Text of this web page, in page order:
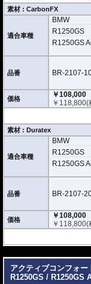
素材 : CarbonFX
適合車種
BMW
R1250GS
R1250GS
品番 BR-2107-
価格
￥108,000
￥ 118,800(
素材 : Duratex
適合車種
BMW
R1250GS
R1250GS
品番 BR-2107-
価格
￥108,000
￥ 118,800(
アクティブコンフォ
R1250GS / R1250GS